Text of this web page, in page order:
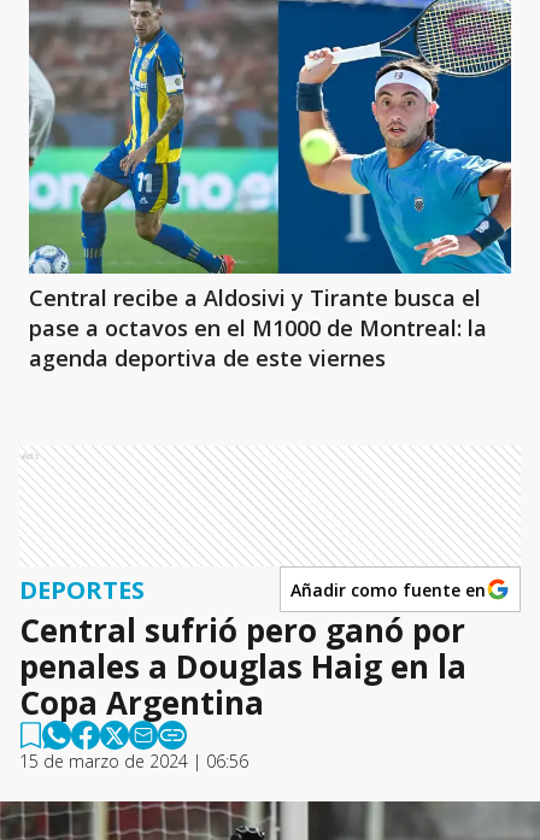
Central recibe a Aldosivi y Tirante busca el
pase a octavos en el M1000 de Montreal: la
agenda deportiva de este viernes
Ads
DEPORTES Añadir como fuente en
Central sufrió pero ganó por
penales a Douglas Haig en la
Copa Argentina
15 de marzo de 2024 | 06:56